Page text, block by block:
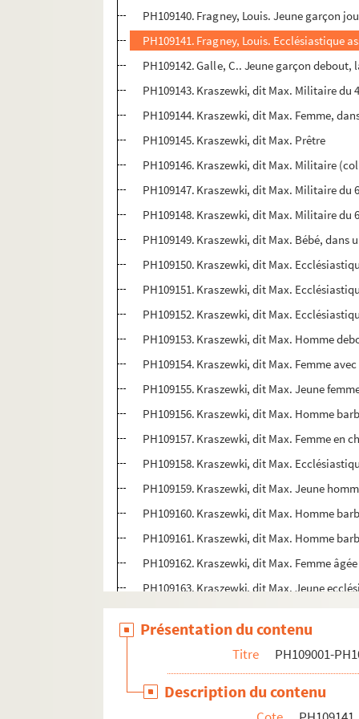
PH109140. Fragney, Louis. Jeune garçon
PH109141. Fragney, Louis. Ecclésiastique
PH109142. Galle, C.. Jeune garçon
PH109143. Kraszewki, dit Max. Militaire du
PH109144. Kraszewki, dit Max. Femme,
PH109145. Kraszewki, dit Max. Prêtre
PH109146. Kraszewki, dit Max. Militaire (col
PH109147. Kraszewki, dit Max. Militaire du
PH109148. Kraszewki, dit Max. Militaire du
PH109149. Kraszewki, dit Max. Bébé, dans
PH109150. Kraszewki, dit Max.
PH109151. Kraszewki, dit Max.
PH109152. Kraszewki, dit Max.
PH109153. Kraszewki, dit Max. Homme
PH109154. Kraszewki, dit Max. Femme
PH109155. Kraszewki, dit Max. Jeune
PH109156. Kraszewki, dit Max. Homme
PH109157. Kraszewki, dit Max. Femme en
PH109158. Kraszewki, dit Max.
PH109159. Kraszewki, dit Max. Jeune
PH109160. Kraszewki, dit Max. Homme
PH109161. Kraszewki, dit Max. Homme
PH109162. Kraszewki, dit Max. Femme
PH109163. Kraszewki, dit Max. Jeune
PH109164. Landrier, Jean Martin. Homme
PH109165. Lebeau, Charles Emile. Femme
PH109166. Lebeau et Lumière. Fillette
PH109167. Lebeau et Lumière. Deux
PH109168. Le Blanc, A.. Deux garçonnets
Présentation du contenu
Titre PH109001-
Description du contenu